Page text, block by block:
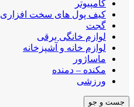
کامپیوتر
کیف پول های سخت افزاری
گجت
لوازم خانگی برقی
لوازم خانه و آشپزخانه
ماساژور
مکنده – دمنده
ورزشی
جست و جو